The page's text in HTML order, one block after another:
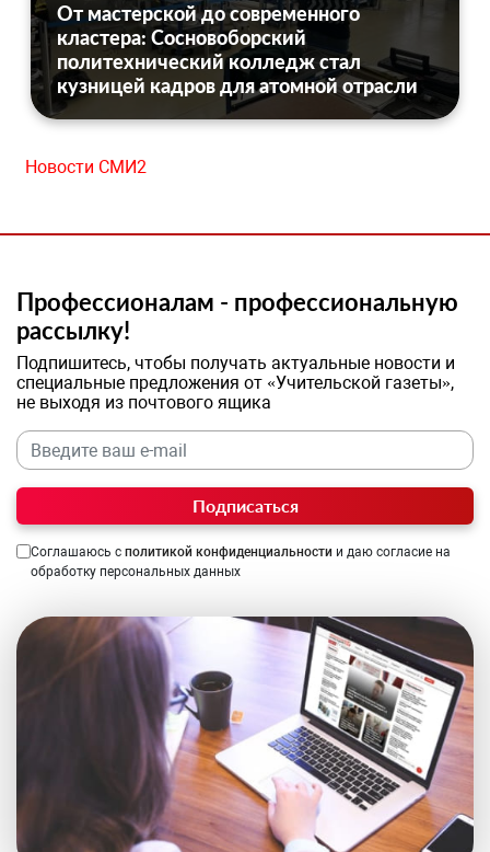
От мастерской до современного
кластера: Сосновоборский
политехнический колледж стал
кузницей кадров для атомной отрасли
Новости СМИ2
Профессионалам - профессиональную
рассылку!
Подпишитесь, чтобы получать актуальные новости и
специальные предложения от «Учительской газеты»,
не выходя из почтового ящика
Подписаться
Соглашаюсь с политикой конфиденциальности и даю согласие на
обработку персональных данных